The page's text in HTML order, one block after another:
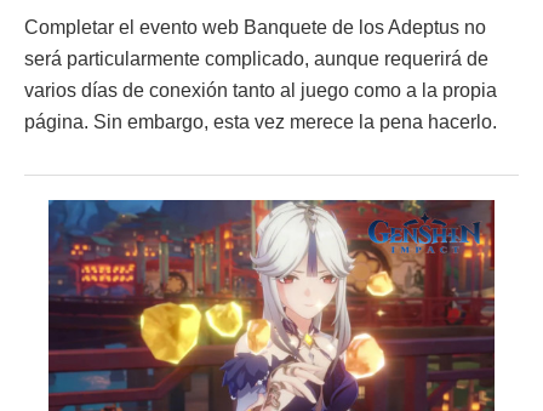
Completar el evento web Banquete de los Adeptus no
será particularmente complicado, aunque requerirá de
varios días de conexión tanto al juego como a la propia
página. Sin embargo, esta vez merece la pena hacerlo.